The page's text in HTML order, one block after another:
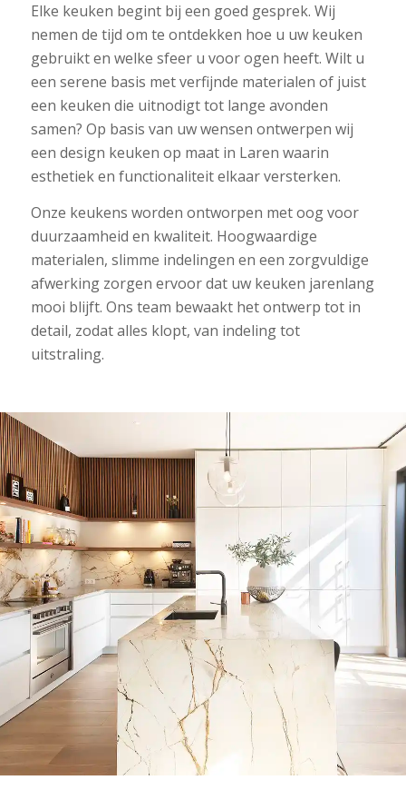
Elke keuken begint bij een goed gesprek. Wij
nemen de tijd om te ontdekken hoe u uw keuken
gebruikt en welke sfeer u voor ogen heeft. Wilt u
een serene basis met verfijnde materialen of juist
een keuken die uitnodigt tot lange avonden
samen? Op basis van uw wensen ontwerpen wij
een design keuken op maat in Laren waarin
esthetiek en functionaliteit elkaar versterken.
Onze keukens worden ontworpen met oog voor
duurzaamheid en kwaliteit. Hoogwaardige
materialen, slimme indelingen en een zorgvuldige
afwerking zorgen ervoor dat uw keuken jarenlang
mooi blijft. Ons team bewaakt het ontwerp tot in
detail, zodat alles klopt, van indeling tot
uitstraling.